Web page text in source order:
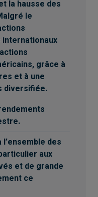
la hausse des
le
internationaux
grâce à
et à une
diversifiée.
l’ensemble des
aux
et de grande
ce